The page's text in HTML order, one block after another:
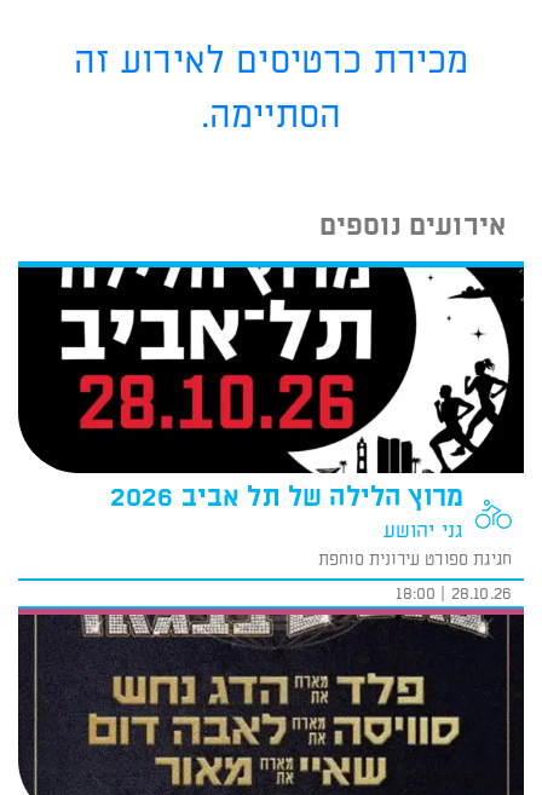
מכירת כרטיסים לאירוע זה
הסתיימה.
אירועים נוספים
מרוץ הלילה של תל אביב 2026
גני יהושע
חגיגת ספורט עירונית סוחפת
28.10.26 | 18:00